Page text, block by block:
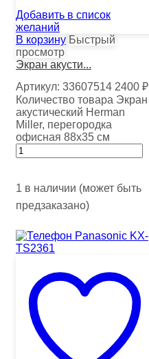
Добавить в список
желаний
В корзину Быстрый
просмотр
Экран акусти...
Артикул: 33607514 2400 ₽
Количество товара Экран
акустический Herman
Miller, перегородка
офисная 88х35 см
1 в наличии (может быть
предзаказано)